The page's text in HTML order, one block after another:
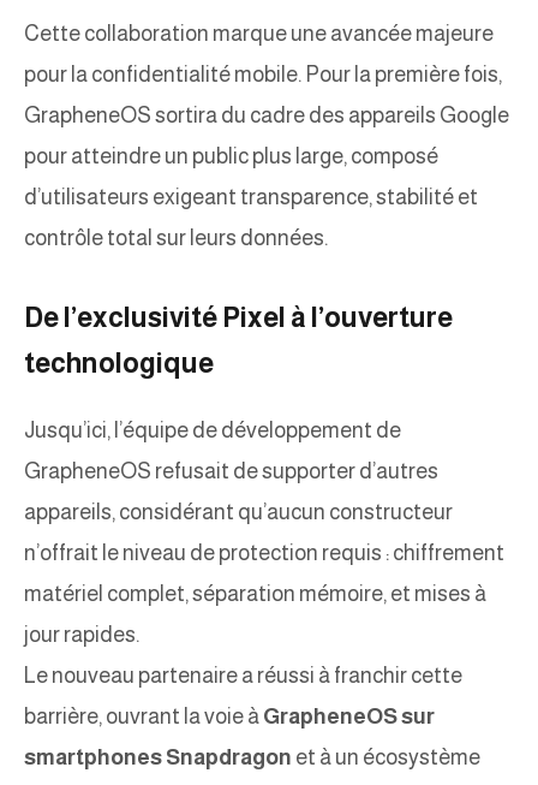
Cette collaboration marque une avancée majeure
pour la confidentialité mobile. Pour la première fois,
GrapheneOS sortira du cadre des appareils Google
pour atteindre un public plus large, composé
d’utilisateurs exigeant transparence, stabilité et
contrôle total sur leurs données.
De l’exclusivité Pixel à l’ouverture
technologique
Jusqu’ici, l’équipe de développement de
GrapheneOS refusait de supporter d’autres
appareils, considérant qu’aucun constructeur
n’offrait le niveau de protection requis : chiffrement
matériel complet, séparation mémoire, et mises à
jour rapides.
Le nouveau partenaire a réussi à franchir cette
barrière, ouvrant la voie à GrapheneOS sur
smartphones Snapdragon et à un écosystème